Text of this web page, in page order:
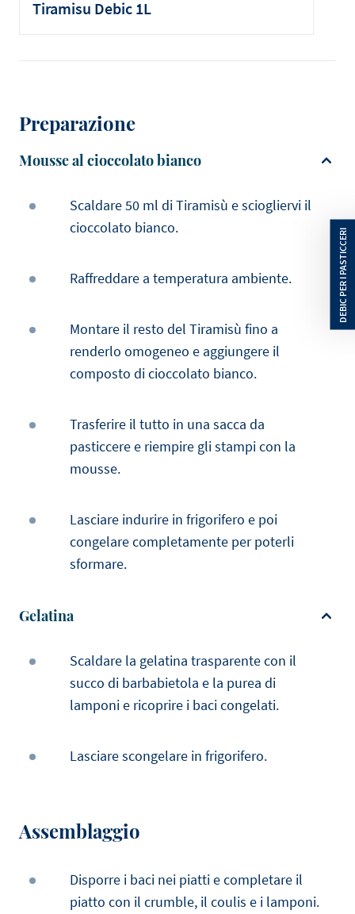
Tiramisu Debic 1L
Preparazione
Mousse al cioccolato bianco
Scaldare 50 ml di Tiramisù e sciogliervi il
cioccolato bianco.
Raffreddare a temperatura ambiente.
Montare il resto del Tiramisù fino a
renderlo omogeneo e aggiungere il
composto di cioccolato bianco.
Trasferire il tutto in una sacca da
pasticcere e riempire gli stampi con la
mousse.
Lasciare indurire in frigorifero e poi
congelare completamente per poterli
sformare.
Gelatina
Scaldare la gelatina trasparente con il
succo di barbabietola e la purea di
lamponi e ricoprire i baci congelati.
Lasciare scongelare in frigorifero.
Assemblaggio
Disporre i baci nei piatti e completare il
piatto con il crumble, il coulis e i lamponi.